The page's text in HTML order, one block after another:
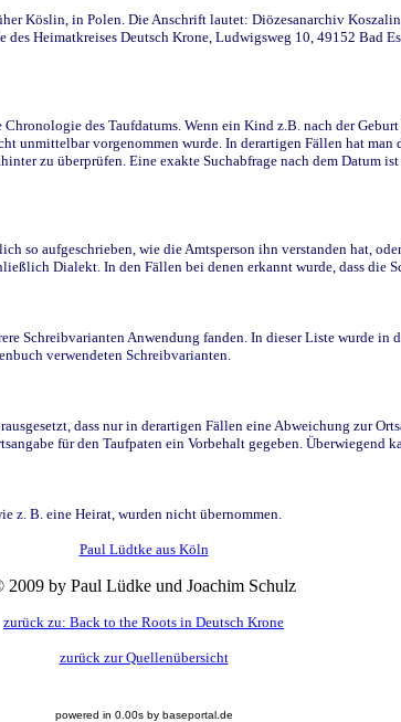
Köslin, in Polen. Die Anschrift lautet: Diözesanarchiv
Heimatkreises Deutsch Krone, Ludwigsweg 10, 49152 Bad
des Taufdatums. Wenn ein Kind z.B. nach der
unmittelbar vorgenommen wurde. In derartigen Fällen hat
zu überprüfen. Eine exakte Suchabfrage nach dem Datum
aufgeschrieben, wie die Amtsperson ihn verstanden hat,
Dialekt. In den Fällen bei denen erkannt wurde, dass die
Schreibvarianten Anwendung fanden. In dieser Liste wurde in
verwendeten Schreibvarianten.
dass nur in derartigen Fällen eine Abweichung zur
für den Taufpaten ein Vorbehalt gegeben. Überwiegend
z. B. eine Heirat, wurden nicht übernommen.
Paul Lüdtke aus Köln
2009 by Paul Lüdke und Joachim Schulz
zurück zu: Back to the Roots in Deutsch Krone
zurück zur Quellenübersicht
powered in 0.00s by baseportal.de